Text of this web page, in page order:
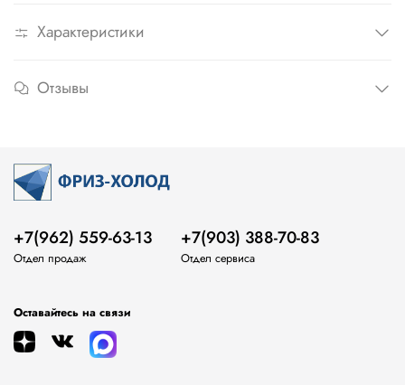
Характеристики
Отзывы
+7(962) 559-63-13
Отдел продаж
+7(903) 388-70-83
Отдел сервиса
Оставайтесь на связи